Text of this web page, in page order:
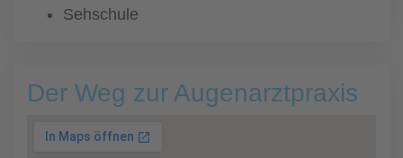
Sehschule
Der Weg zur Augenarztpraxis